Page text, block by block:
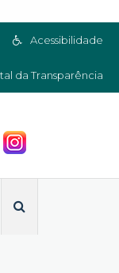
Acessibilidade
da Transparência